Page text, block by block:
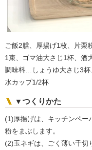
ご飯2膳、厚揚げ1枚、片栗
1束、ゴマ油大さじ1杯、酒
調味料…しょうゆ大さじ3
水カップ1/2杯
▼つくりかた
(1)厚揚げは、キッチンペー
粉をまぶします。
(2)玉ネギは、ごく薄い千切